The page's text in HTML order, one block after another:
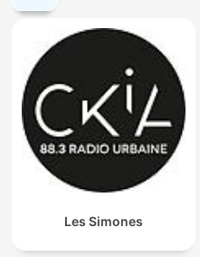
Les Simones